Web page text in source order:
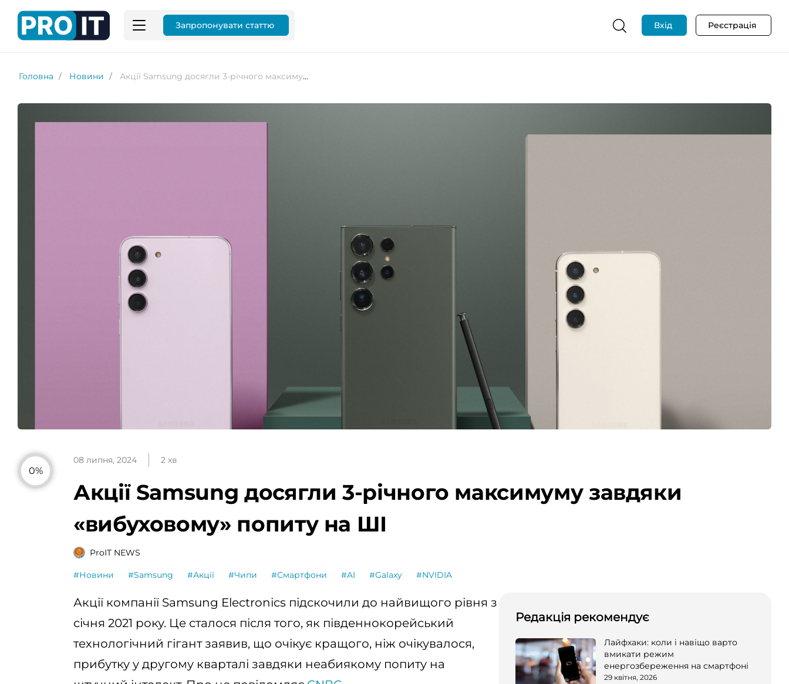
Запропонувати статтю Вхід Реєстрація
Головна Новини Акції Samsung досягли 3-річного максимуму завдяки «вибуховому» попиту на ШІ
0%
08 липня, 2024 2 хв
Акції Samsung досягли 3-річного максимуму завдяки
«вибуховому» попиту на ШІ
ProIT NEWS
#Новини #Samsung #Акції #Чипи #Смартфони #AI #Galaxy #NVIDIA
Акції компанії Samsung Electronics підскочили до найвищого рівня з
січня 2021 року. Це сталося після того, як південнокорейський
технологічний гігант заявив, що очікує кращого, ніж очікувалося,
прибутку у другому кварталі завдяки неабиякому попиту на
Редакція рекомендує
Лайфхаки: коли і навіщо варто
вмикати режим
енергозбереження на смартфоні
29 квітня, 2026